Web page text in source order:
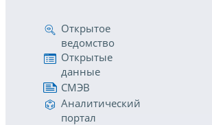
Открытое
ведомство
Открытые
данные
СМЭВ
Аналитический
портал